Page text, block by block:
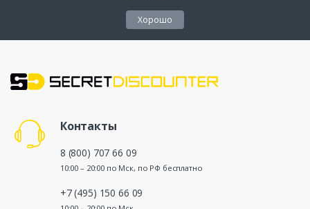
Хорошо
Контакты
8 (800) 707 66 09
10:00 – 20:00 по Мск, по РФ бесплатно
+7 (495) 150 66 09